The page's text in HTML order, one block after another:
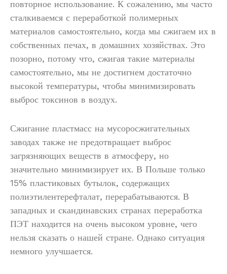
повторное использование. К сожалению, мы часто
сталкиваемся с переработкой полимерных
материалов самостоятельно, когда мы сжигаем их в
собственных печах, в домашних хозяйствах. Это
позорно, потому что, сжигая такие материалы
самостоятельно, мы не достигнем достаточно
высокой температуры, чтобы минимизировать
выброс токсинов в воздух.
Сжигание пластмасс на мусоросжигательных
заводах также не предотвращает выброс
загрязняющих веществ в атмосферу, но
значительно минимизирует их. В Польше только
15% пластиковых бутылок, содержащих
полиэтилентерефталат, перерабатываются. В
западных и скандинавских странах переработка
ПЭТ находится на очень высоком уровне, чего
нельзя сказать о нашей стране. Однако ситуация
немного улучшается.